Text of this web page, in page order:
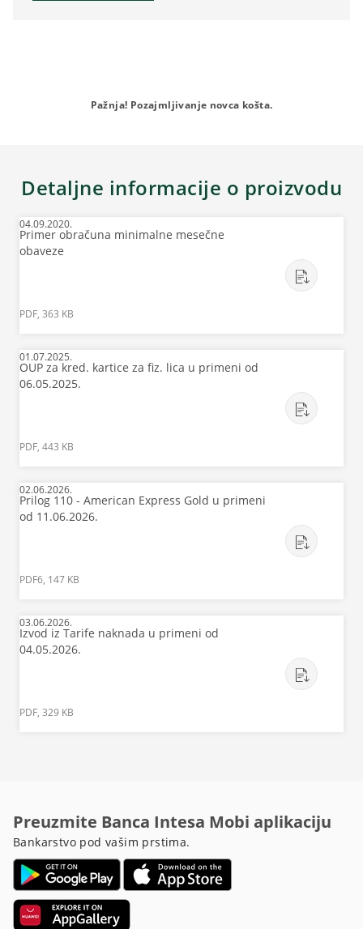
Pažnja! Pozajmljivanje novca košta.
Detaljne informacije o proizvodu
04.09.2020.
Primer obračuna minimalne mesečne
obaveze
PDF, 363 KB
01.07.2025.
OUP za kred. kartice za fiz. lica u primeni od
06.05.2025.
PDF, 443 KB
02.06.2026.
Prilog 110 - American Express Gold u primeni
od 11.06.2026.
PDF6, 147 KB
03.06.2026.
Izvod iz Tarife naknada u primeni od
04.05.2026.
PDF, 329 KB
Preuzmite Banca Intesa Mobi aplikaciju
Bankarstvo pod vašim prstima.